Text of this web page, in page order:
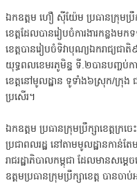
ឯកឧត្តម ហឿ ស៊ីយ៉ែម ប្រធានក្រុមប្រឹក្
ខេត្តដែលបានរៀបចំការងារកន្លងម
ខេត្តបានរៀបចំទិវាបុណ្យឯករាជ្យជ
យុទ្ធពលខេមរភូមិន្ទ ទី.២បានបញ្ចប់ក
ខេត្តនៅមូលដ្ឋាន ទូទាំង៦ស្រុក/ក្រុ
ប្រសើរ។
ឯកឧត្តម ប្រធានក្រុមប្រឹក្សាខេត្តក្រ
ប្រជាពលរដ្ឋ នៅតាមមូលដ្ឋានកាន់
រាជរដ្ឋាភិបាលកម្ពុជា ដែលមានសម្ត
ឧត្តមប្រធានក្រុមប្រឹក្សាខេត្ត បាន